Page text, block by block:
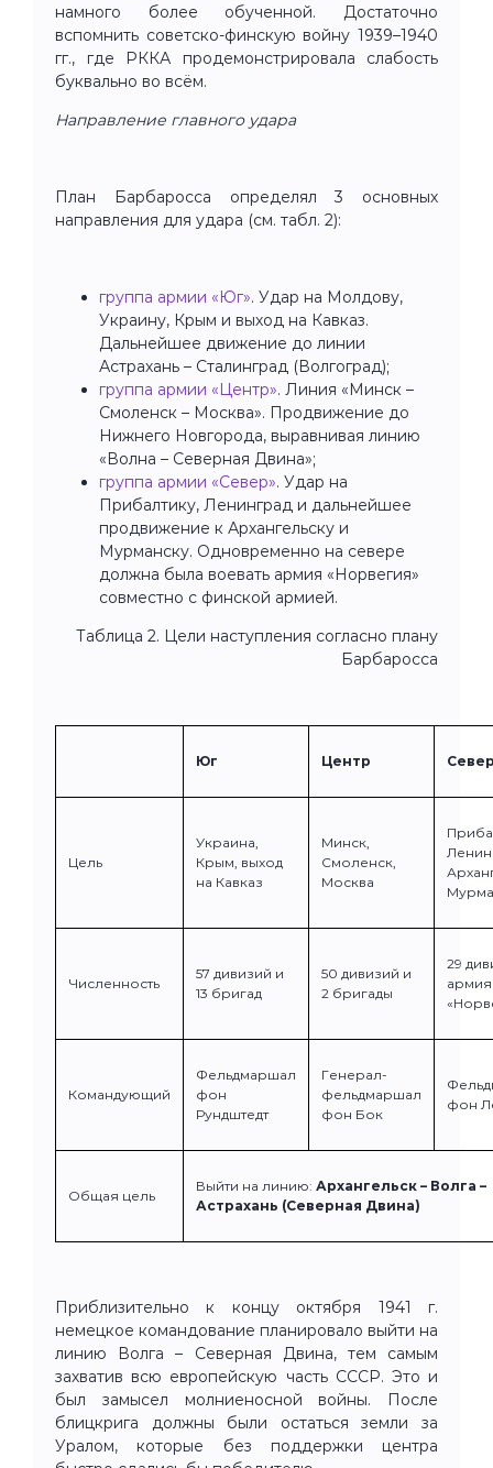
намного более обученной. Достаточно
вспомнить советско-финскую войну 1939–1940
гг., где РККА продемонстрировала слабость
буквально во всём.
Направление главного удара
План Барбаросса определял 3 основных
направления для удара (см. табл. 2):
группа армии «Юг». Удар на Молдову,
Украину, Крым и выход на Кавказ.
Дальнейшее движение до линии
Астрахань – Сталинград (Волгоград);
группа армии «Центр». Линия «Минск –
Смоленск – Москва». Продвижение до
Нижнего Новгорода, выравнивая линию
«Волна – Северная Двина»;
группа армии «Север». Удар на
Прибалтику, Ленинград и дальнейшее
продвижение к Архангельску и
Мурманску. Одновременно на севере
должна была воевать армия «Норвегия»
совместно с финской армией.
Таблица 2. Цели наступления согласно плану
Барбаросса
Юг Центр
Цель
Украина,
Крым, выход
на Кавказ
Минск,
Смоленск,
Москва
Численность
57 дивизий и
13 бригад
50 дивизий и
2 бригады
29
армия
Командующий
Фельдмаршал
фон
Рундштедт
Генерал-
фельдмаршал
фон Бок
фон
Общая цель
Выйти на линию: Архангельск – Волга –
Астрахань (Северная Двина)
Приблизительно к концу октября 1941 г.
немецкое командование планировало выйти на
линию Волга – Северная Двина, тем самым
захватив всю европейскую часть СССР. Это и
был замысел молниеносной войны. После
блицкрига должны были остаться земли за
Уралом, которые без поддержки центра